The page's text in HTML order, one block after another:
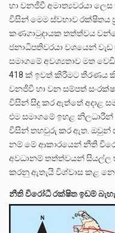
හා වනජීවී අමාත්‍යවරයා
විසින් මෙම ස්වභාව රක්ෂිතය
කණගාටුදායක තත්ත්වය
ජනාධිපතිවරයා වශයෙන්
සමාගමේ අවශ්‍යතාව මත
418 ක් ඉවත් කිරීමට තීරණය
වනජීවී හා වන සම්පත්
විසින් සිදු කර ඇත්තේ අදාළ
එම සමාගමේ ඉහළ
විසින් තහවුරු කර ඇත. ඔවුන්
නම් මේ ආකාරයෙන් නීති
අවධානම් තත්ත්වයන් සියල්ල
කරනු ඇතැයි විශ්වාස කළ
නීති විරෝධී රක්ෂිත ඉඩම්